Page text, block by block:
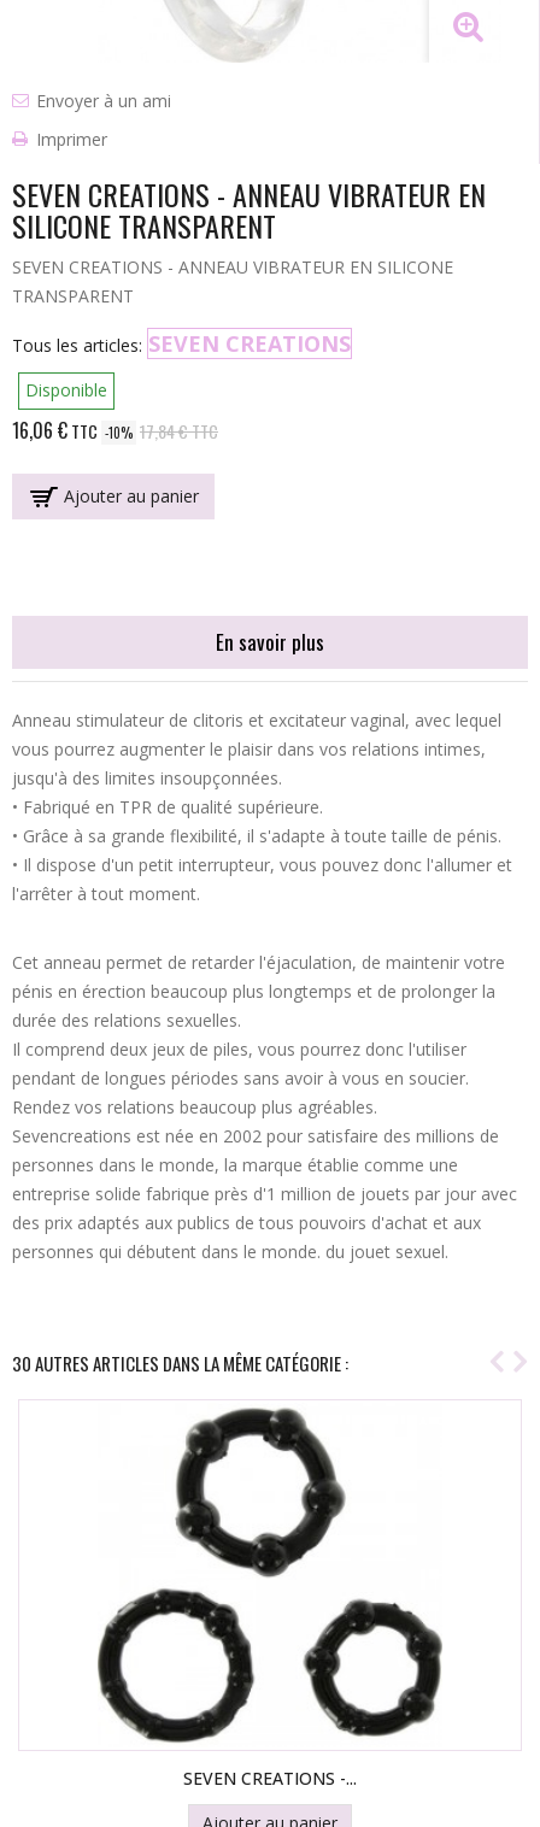
Envoyer à un ami
Imprimer
SEVEN CREATIONS - ANNEAU VIBRATEUR EN
SILICONE TRANSPARENT
SEVEN CREATIONS - ANNEAU VIBRATEUR EN SILICONE
TRANSPARENT
Tous les articles: SEVEN CREATIONS
Disponible
16,06 €TTC -10% 17,84 €TTC
Ajouter au panier
En savoir plus
Anneau stimulateur de clitoris et excitateur vaginal, avec lequel
vous pourrez augmenter le plaisir dans vos relations intimes,
jusqu'à des limites insoupçonnées.
• Fabriqué en TPR de qualité supérieure.
• Grâce à sa grande flexibilité, il s'adapte à toute taille de pénis.
• Il dispose d'un petit interrupteur, vous pouvez donc l'allumer et
l'arrêter à tout moment.
Cet anneau permet de retarder l'éjaculation, de maintenir votre
pénis en érection beaucoup plus longtemps et de prolonger la
durée des relations sexuelles.
Il comprend deux jeux de piles, vous pourrez donc l'utiliser
pendant de longues périodes sans avoir à vous en soucier.
Rendez vos relations beaucoup plus agréables.
Sevencreations est née en 2002 pour satisfaire des millions de
personnes dans le monde, la marque établie comme une
entreprise solide fabrique près d'1 million de jouets par jour avec
des prix adaptés aux publics de tous pouvoirs d'achat et aux
personnes qui débutent dans le monde. du jouet sexuel.
30 AUTRES ARTICLES DANS LA MÊME CATÉGORIE :
SEVEN CREATIONS -...